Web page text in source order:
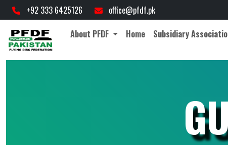
+92 333 6425126 office@pfdf.pk
About PFDF Home Subsidiary